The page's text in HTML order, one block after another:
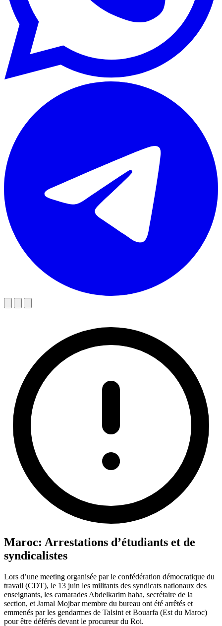
Maroc: Arrestations d’étudiants et de
syndicalistes
Lors d’une meeting organisée par le confédération démocratique du
travail (CDT), le 13 juin les militants des syndicats nationaux des
enseignants, les camarades Abdelkarim haha, secrétaire de la
section, et Jamal Mojbar membre du bureau ont été arrêtés et
emmenés par les gendarmes de Talsint et Bouarfa (Est du Maroc)
pour être déférés devant le procureur du Roi.